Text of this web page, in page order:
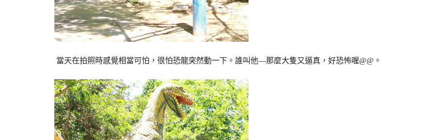
當天在拍照時感覺相當可怕，很怕恐龍突然動一下。誰叫他—那麼大隻又逼真，好恐怖喔@@ 。